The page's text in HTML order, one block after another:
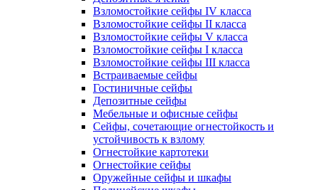
Взломостойкие сейфы IV класса
Взломостойкие сейфы II класса
Взломостойкие сейфы V класса
Взломостойкие сейфы I класса
Взломостойкие сейфы III класса
Встраиваемые сейфы
Гостиничные сейфы
Депозитные сейфы
Мебельные и офисные сейфы
Сейфы, сочетающие огнестойкость и
устойчивость к взлому
Огнестойкие картотеки
Огнестойкие сейфы
Оружейные сейфы и шкафы